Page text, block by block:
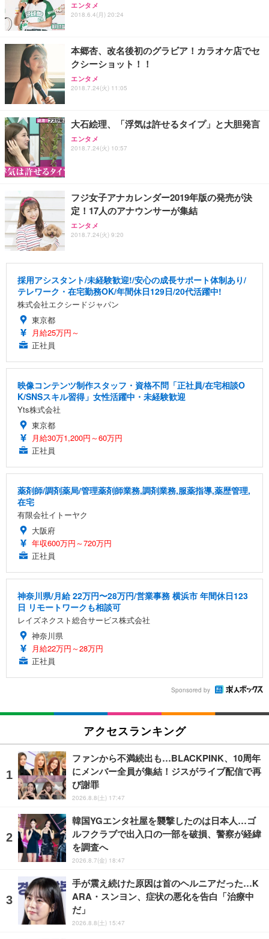
エンタメ
2018.6.4(月) 20:24
本郷杏、改名後初のグラビア！カラオケ店でセ
クシーショット！！
エンタメ
2018.7.24(火) 11:05
大石絵理、「浮気は許せるタイプ」と大胆発言
エンタメ
2018.7.24(火) 10:57
フジ女子アナカレンダー2019年版の発売が決
定！17人のアナウンサーが集結
エンタメ
2018.7.24(火) 9:20
採用アシスタント/未経験歓迎!/安心の成長サポート体制あり/
テレワーク・在宅勤務OK/年間休日129日/20代活躍中!
株式会社エクシードジャパン
東京都
月給25万円～
正社員
映像コンテンツ制作スタッフ・資格不問「正社員/在宅相談O
K/SNSスキル習得」女性活躍中・未経験歓迎
Yts株式会社
東京都
月給30万1,200円～60万円
正社員
薬剤師/調剤薬局/管理薬剤師業務,調剤業務,服薬指導,薬歴管理,
在宅
有限会社イトーヤク
大阪府
年収600万円～720万円
正社員
神奈川県/月給 22万円〜28万円/営業事務 横浜市 年間休日123
日 リモートワークも相談可
レイズネクスト総合サービス株式会社
神奈川県
月給22万円～28万円
正社員
Sponsored by
アクセスランキング
ファンから不満続出も…BLACKPINK、10周年
にメンバー全員が集結！ジスがライブ配信で再
び謝罪
2026.8.8(土) 17:47
韓国YGエンタ社屋を襲撃したのは日本人…ゴ
ルフクラブで出入口の一部を破損、警察が経緯
を調査へ
2026.8.7(金) 18:47
手が震え続けた原因は首のヘルニアだった…K
ARA・スンヨン、症状の悪化を告白「治療中
だ」
2026.8.8(土) 15:47